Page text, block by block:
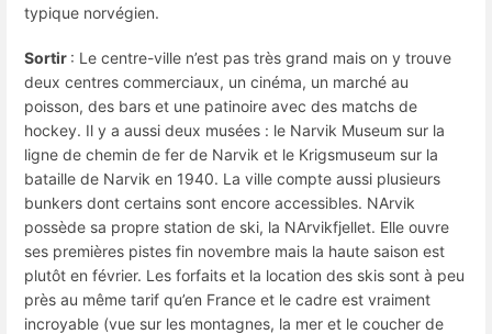
typique norvégien.
Sortir : Le centre-ville n’est pas très grand mais on y trouve
deux centres commerciaux, un cinéma, un marché au
poisson, des bars et une patinoire avec des matchs de
hockey. Il y a aussi deux musées : le Narvik Museum sur la
ligne de chemin de fer de Narvik et le Krigsmuseum sur la
bataille de Narvik en 1940. La ville compte aussi plusieurs
bunkers dont certains sont encore accessibles. NArvik
possède sa propre station de ski, la NArvikfjellet. Elle ouvre
ses premières pistes fin novembre mais la haute saison est
plutôt en février. Les forfaits et la location des skis sont à peu
près au même tarif qu’en France et le cadre est vraiment
incroyable (vue sur les montagnes, la mer et le coucher de